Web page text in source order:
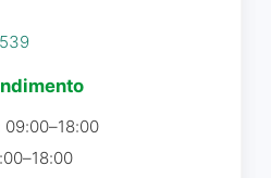
forma clara e se
em entender
necessidades.
foram muito gentis
09:00–18:00